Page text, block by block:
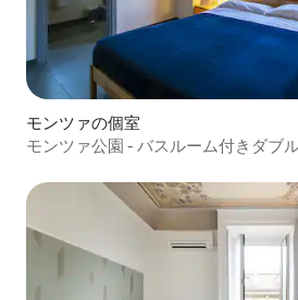
モンツァの個室
モンツァ公園 - バスルーム付きダブ